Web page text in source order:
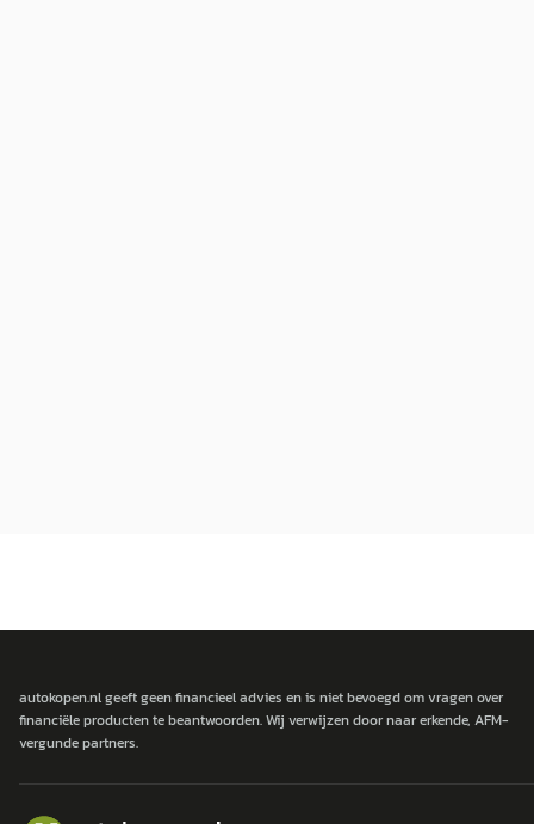
autokopen.nl geeft geen financieel advies en is niet bevoegd om vragen over
financiële producten te beantwoorden. Wij verwijzen door naar erkende, AFM-
vergunde partners.